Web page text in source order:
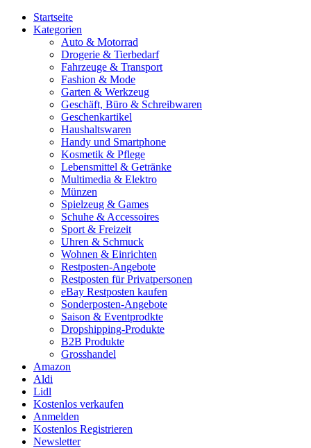
Startseite
Kategorien
Auto & Motorrad
Drogerie & Tierbedarf
Fahrzeuge & Transport
Fashion & Mode
Garten & Werkzeug
Geschäft, Büro & Schreibwaren
Geschenkartikel
Haushaltswaren
Handy und Smartphone
Kosmetik & Pflege
Lebensmittel & Getränke
Multimedia & Elektro
Münzen
Spielzeug & Games
Schuhe & Accessoires
Sport & Freizeit
Uhren & Schmuck
Wohnen & Einrichten
Restposten-Angebote
Restposten für Privatpersonen
eBay Restposten kaufen
Sonderposten-Angebote
Saison & Eventprodkte
Dropshipping-Produkte
B2B Produkte
Grosshandel
Amazon
Aldi
Lidl
Kostenlos verkaufen
Anmelden
Kostenlos Registrieren
Newsletter